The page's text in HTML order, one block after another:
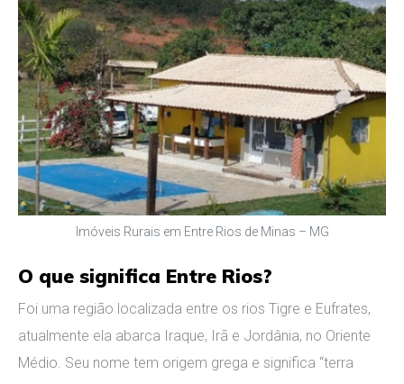
Imóveis Rurais em Entre Rios de Minas – MG
O que significa Entre Rios?
Foi uma região localizada entre os rios Tigre e Eufrates,
atualmente ela abarca Iraque, Irã e Jordânia, no Oriente
Médio. Seu nome tem origem grega e significa “terra